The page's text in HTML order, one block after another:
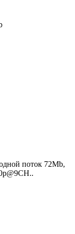
поток 72Mb,